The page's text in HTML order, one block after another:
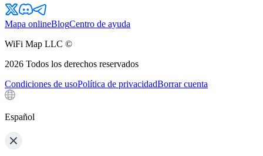
Mapa onlineBlogCentro de ayuda
WiFi Map LLC ©
2026 Todos los derechos reservados
Condiciones de usoPolítica de privacidadBorrar cuenta
Español